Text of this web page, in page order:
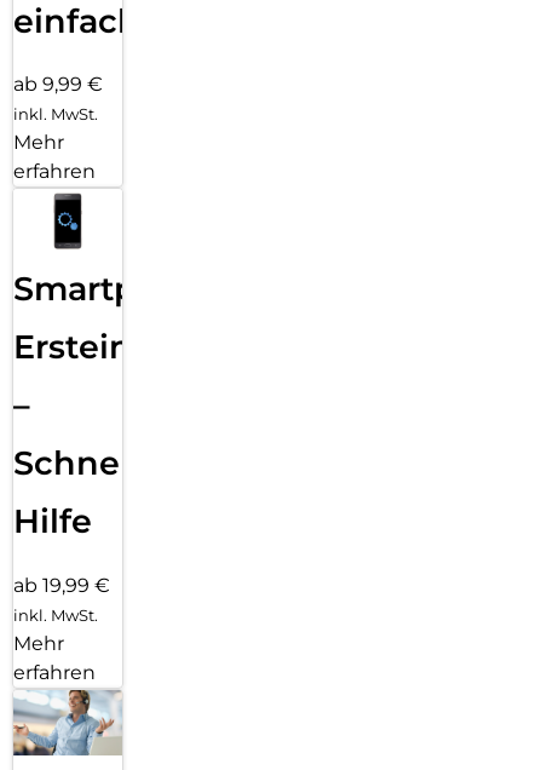
einfach
ab 9,99 €
inkl. MwSt.
Mehr
erfahren
Smartphone
Ersteinrichtung
–
Schnelle
Hilfe
ab 19,99 €
inkl. MwSt.
Mehr
erfahren